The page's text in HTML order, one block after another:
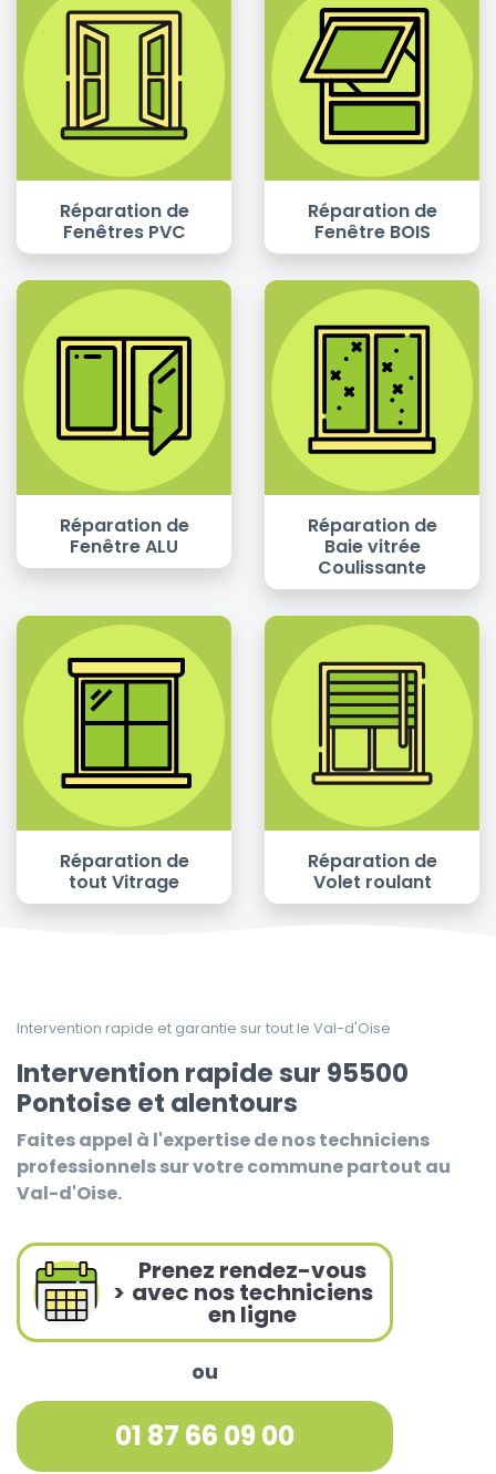
Réparation de
Fenêtres PVC
Réparation de
Fenêtre BOIS
Réparation de
Fenêtre ALU
Réparation de
Baie vitrée
Coulissante
Réparation de
tout Vitrage
Réparation de
Volet roulant
Intervention rapide et garantie sur tout le Val-d'Oise
Intervention rapide sur 95500
Pontoise et alentours
Faites appel à l'expertise de nos techniciens
professionnels sur votre commune partout au
Val-d'Oise.
>
Prenez rendez-vous
avec nos techniciens
en ligne
ou
01 87 66 09 00